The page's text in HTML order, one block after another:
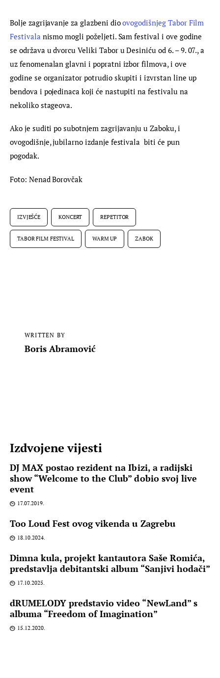
Bolje zagrijavanje za glazbeni dio ovogodišnjeg Tabor Film
Festivala nismo mogli poželjeti. Sam festival i ove godine
se održava u dvorcu Veliki Tabor u Desiniću od 6. – 9. 07., a
uz fenomenalan glavni i popratni izbor filmova, i ove
godine se organizator potrudio skupiti i izvrstan line up
bendova i pojedinaca koji će nastupiti na festivalu na
nekoliko stageova.
Ako je suditi po subotnjem zagrijavanju u Zaboku, i
ovogodišnje, jubilarno izdanje festivala  biti će pun
pogodak.
Foto: Nenad Borovčak
IZVJEŠĆE KONCERT REPETITOR
TABOR FILM FESTIVAL WARM UP ZABOK
WRITTEN BY
Boris Abramović
Izdvojene vijesti
DJ MAX postao rezident na Ibizi, a radijski
show “Welcome to the Club” dobio svoj live
event
17.07.2019.
Too Loud Fest ovog vikenda u Zagrebu
18.10.2024.
Dimna kula, projekt kantautora Saše Romića,
predstavlja debitantski album “Sanjivi hodači”
17.10.2025.
dRUMELODY predstavio video “NewLand” s
albuma “Freedom of Imagination”
15.12.2020.